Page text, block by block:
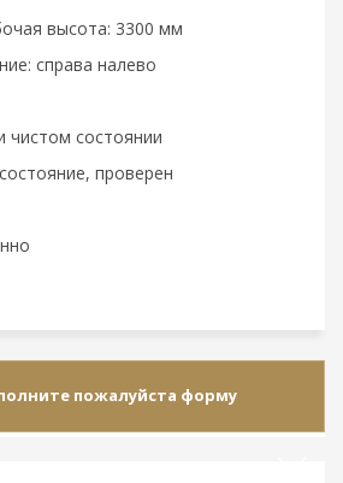
высота: 3300 мм
справа налево
состоянии
проверен
пожалуйста форму